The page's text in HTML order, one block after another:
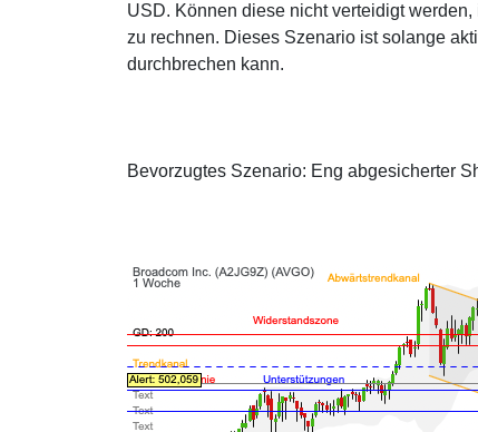
USD. Können diese nicht verteidigt
zu rechnen. Dieses Szenario ist solange
durchbrechen kann.
Bevorzugtes Szenario: Eng abgesicherter